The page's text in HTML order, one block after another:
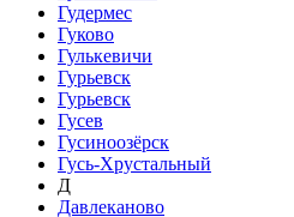
Гудермес
Гуково
Гулькевичи
Гурьевск
Гурьевск
Гусев
Гусиноозёрск
Гусь-Хрустальный
Д
Давлеканово